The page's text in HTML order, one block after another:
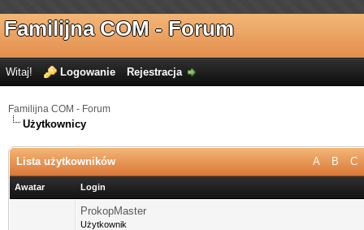
Familijna COM - Forum
Witaj! Logowanie Rejestracja
Familijna COM - Forum
Użytkownicy
A B C
Lista użytkowników
Awatar Login
ProkopMaster
Użytkownik